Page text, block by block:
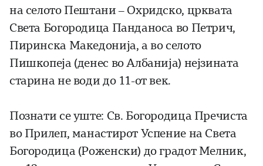
на селото Пештани – Охридско, црквата
Света Богородица Панданоса во Петрич,
Пиринска Македонија, а во селото
Пишкопеја (денес во Албанија) нејзината
старина не води до 11-от век.
Познати се уште: Св. Богородица Пречиста
во Прилеп, манастирот Успение на Света
Богородица (Роженски) до градот Мелник,